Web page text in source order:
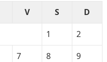
V S
D
1
2
7 8
9